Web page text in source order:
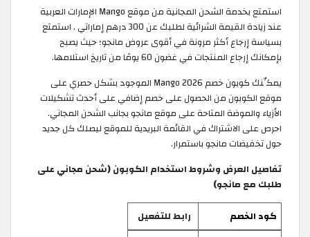
استمتع بخدمة الشحن المجانية من موقع Mango الإمارات العربية
عند زيادة القيمة الشرائية لطلبك عن 300 درهم إماراتي . استمتع
بسياسة إرجاع أكثر مرونة في أقوى عروض مانجو؛ حيث يصبح
بإمكانك إرجاع المنتجات في غضون 60 يومًا من تاريخ استلامها.
يمكِّنك كوبون خصم Mango 2026 الموجود بشكل حصري على
موقع الكوبون من الحصول على خصم إضافي على أحدث تشكيلات
الأزياء والموضة المتاحة على موقع مانجو بجانب الشحن المجاني.
احرص على الاشتراك في القائمة البريدية للموقع ليصلك كل جديد
حول تخفيضات مانجو باستمرار.
تفاصيل العرض وشروط استخدام الكوبون (شحن مجاني على
طلبك مع مانجو)
كود الخصم
رابط للتفعيل